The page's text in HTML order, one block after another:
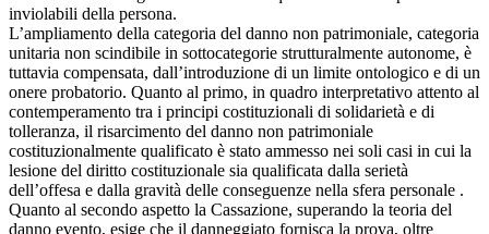
inviolabili della persona.
L’ampliamento della categoria del danno non patrimoniale, categoria
unitaria non scindibile in sottocategorie strutturalmente autonome, è
tuttavia compensata, dall’introduzione di un limite ontologico e di un
onere probatorio. Quanto al primo, in quadro interpretativo attento al
contemperamento tra i principi costituzionali di solidarietà e di
tolleranza, il risarcimento del danno non patrimoniale
costituzionalmente qualificato è stato ammesso nei soli casi in cui la
lesione del diritto costituzionale sia qualificata dalla serietà
dell’offesa e dalla gravità delle conseguenze nella sfera personale .
Quanto al secondo aspetto la Cassazione, superando la teoria del
danno evento, esige che il danneggiato fornisca la prova, oltre